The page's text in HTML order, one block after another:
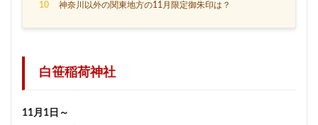
10 神奈川以外の関東地方の11月限定御朱印は？
白笹稲荷神社
11月1日～